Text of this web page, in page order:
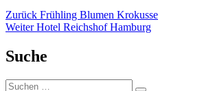
Beitragsnavigation
Zurück Vorheriger
Beitrag:
Frühling Blumen Krokusse
Weiter Nächster
Hotel Reichshof Hamburg
Suche
Suche